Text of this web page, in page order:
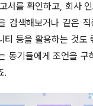
서를 확인하고, 회사
검색해보거나 같은
티 등을 활용하는 것도
동기들에게 조언을 구
.